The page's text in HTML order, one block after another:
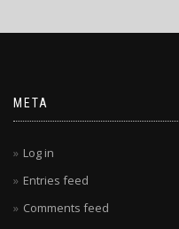
META
Log in
Entries feed
Comments feed